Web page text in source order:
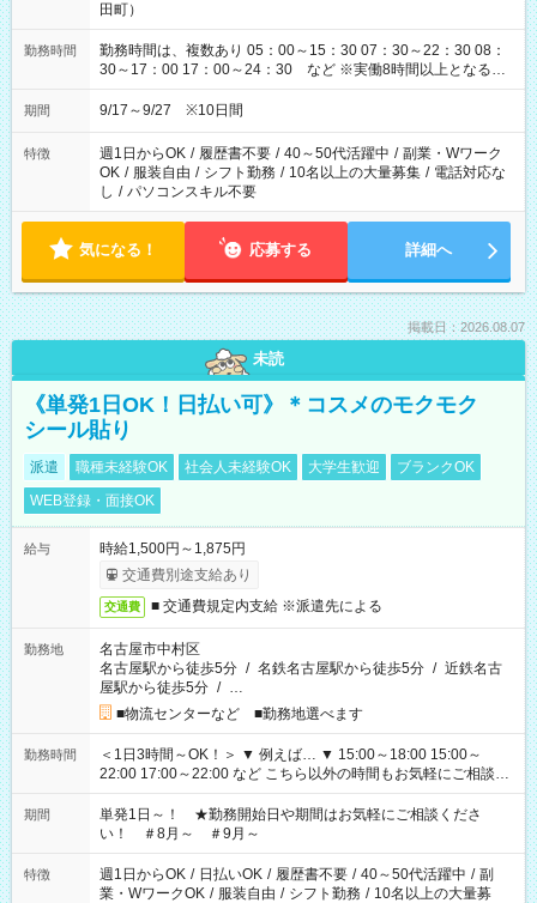
田町）
勤務時間
勤務時間は、複数あり 05：00～15：30 07：30～22：30 08：
30～17：00 17：00～24：30 など ※実働8時間以上となる勤
務もあります。 【休憩】60分+他休憩あり 交替で取得します。
安全面に配慮しこまめな休憩があります。
期間 9/17～9/27 ※10日間
特徴 週1日からOK / 履歴書不要 / 40～50代活躍中 / 副業・Wワーク
OK / 服装自由 / シフト勤務 / 10名以上の大量募集 / 電話対応な
し / パソコンスキル不要
気になる！ 応募する 詳細へ
掲載日：2026.08.07
未読
《単発1日OK！日払い可》＊コスメのモクモク
シール貼り
派遣 職種未経験OK 社会人未経験OK 大学生歓迎
ブランクOK
WEB登録・面接OK
給与
時給1,500円～1,875円
交通費別途支給あり
交通費 ■ 交通費規定内支給 ※派遣先による
勤務地
名古屋市中村区
名古屋駅から徒歩5分 / 名鉄名古屋駅から徒歩5分 / 近鉄名古
屋駅から徒歩5分 / …
■物流センターなど ■勤務地選べます
勤務時間
＜1日3時間～OK！＞ ▼ 例えば… ▼ 15:00～18:00 15:00～
22:00 17:00～22:00 など こちら以外の時間もお気軽にご相談く
ださい！
期間
単発1日～！ ★勤務開始日や期間はお気軽にご相談くださ
い！ ＃8月～ ＃9月～
特徴 週1日からOK / 日払いOK / 履歴書不要 / 40～50代活躍中 / 副
業・WワークOK / 服装自由 / シフト勤務 / 10名以上の大量募